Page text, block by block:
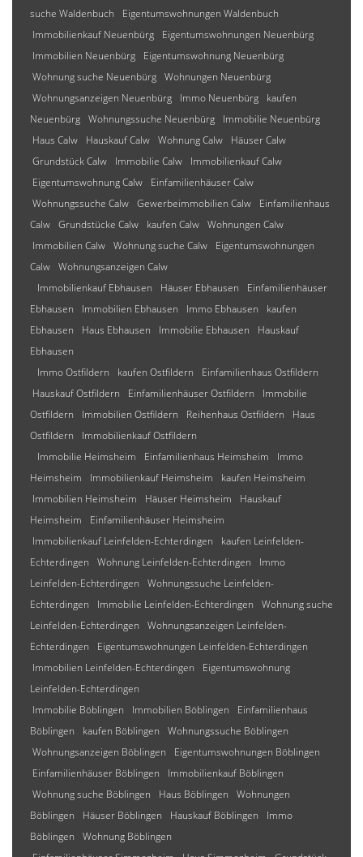
suche Waldenbuch
Eigentumswohnungen Waldenbuch
Immobilienkauf Neuenbürg
Eigentumswohnungen Neuenbürg
Immobilien Neuenbürg
Eigentumswohnung Neuenbürg
Wohnung suche Neuenbürg Wohnungen Neuenbürg
Wohnungsanzeigen Neuenbürg
Immo Neuenbürg
kaufen
Neuenbürg Wohnungssuche Neuenbürg
Immobilie Neuenbürg
Haus Calw
Hauskauf Calw Wohnung Calw
Häuser Calw
Grundstück Calw
Immobilie Calw
Immobilienkauf Calw
Eigentumswohnung Calw
Einfamilienhäuser Calw
Wohnungssuche Calw Gewerbeimmobilien Calw
Einfamilienhaus
Calw Grundstücke Calw kaufen Calw Wohnungen Calw
Immobilien Calw Wohnung suche Calw
Eigentumswohnungen
Calw Wohnungsanzeigen Calw
Immobilienkauf Ebhausen
Häuser Ebhausen
Einfamilienhäuser
Ebhausen
Immobilien Ebhausen Immo Ebhausen
kaufen
Ebhausen
Haus Ebhausen Immobilie Ebhausen
Hauskauf
Ebhausen
Immo Ostfildern
kaufen Ostfildern
Einfamilienhaus Ostfildern
Hauskauf Ostfildern
Einfamilienhäuser Ostfildern
Immobilie
Ostfildern
Immobilien Ostfildern Reihenhaus Ostfildern
Haus
Ostfildern
Immobilienkauf Ostfildern
Immobilie Heimsheim
Einfamilienhaus Heimsheim
Immo
Heimsheim
Immobilienkauf Heimsheim
kaufen Heimsheim
Immobilien Heimsheim
Häuser Heimsheim
Hauskauf
Heimsheim
Einfamilienhäuser Heimsheim
Immobilienkauf Leinfelden-Echterdingen
kaufen Leinfelden-
Echterdingen
Wohnung Leinfelden-Echterdingen
Immo
Leinfelden-Echterdingen
Wohnungssuche Leinfelden-
Echterdingen
Immobilie Leinfelden-Echterdingen
Wohnung suche
Leinfelden-Echterdingen
Wohnungsanzeigen Leinfelden-
Echterdingen
Eigentumswohnungen Leinfelden-Echterdingen
Immobilien Leinfelden-Echterdingen
Eigentumswohnung
Leinfelden-Echterdingen
Immobilie Böblingen
Immobilien Böblingen
Einfamilienhaus
Böblingen
kaufen Böblingen
Wohnungssuche Böblingen
Wohnungsanzeigen Böblingen
Eigentumswohnungen Böblingen
Einfamilienhäuser Böblingen
Immobilienkauf Böblingen
Wohnung suche Böblingen
Haus Böblingen
Wohnungen
Böblingen
Häuser Böblingen Hauskauf Böblingen
Immo
Böblingen
Wohnung Böblingen